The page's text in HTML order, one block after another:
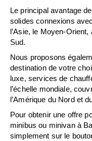
Le principal avantage
solides connexions
l’Asie, le Moyen-
Sud.
Nous proposons
destination de votre
luxe, services de
l’échelle mondiale,
l’Amérique du Nord et
Pour obtenir une offre
minibus ou minivan à
simplement sur le